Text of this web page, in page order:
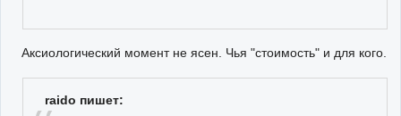
Аксиологический момент не ясен. Чья "стоимость" и для кого.
raido пишет: